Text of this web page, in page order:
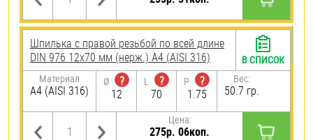
Шпилька с правой резьбой по всей длине
DIN 976 12х70 мм (нерж.) A4 (AISI 316)
Материал
A4 (AISI 316)
Ø
?
12
L
?
70
P
?
1.75
Вес:
50.7 гр.
Цена:
275р. 06коп.
В СПИСОК